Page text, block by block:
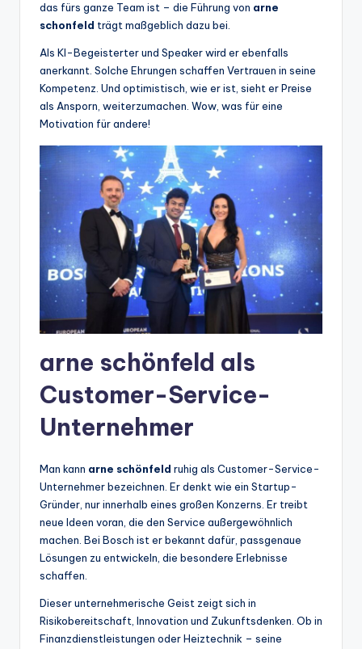
das fürs ganze Team ist – die Führung von arne
schonfeld trägt maßgeblich dazu bei.
Als KI-Begeisterter und Speaker wird er ebenfalls
anerkannt. Solche Ehrungen schaffen Vertrauen in seine
Kompetenz. Und optimistisch, wie er ist, sieht er Preise
als Ansporn, weiterzumachen. Wow, was für eine
Motivation für andere!
arne schönfeld als
Customer-Service-
Unternehmer
Man kann arne schönfeld ruhig als Customer-Service-
Unternehmer bezeichnen. Er denkt wie ein Startup-
Gründer, nur innerhalb eines großen Konzerns. Er treibt
neue Ideen voran, die den Service außergewöhnlich
machen. Bei Bosch ist er bekannt dafür, passgenaue
Lösungen zu entwickeln, die besondere Erlebnisse
schaffen.
Dieser unternehmerische Geist zeigt sich in
Risikobereitschaft, Innovation und Zukunftsdenken. Ob in
Finanzdienstleistungen oder Heiztechnik – seine